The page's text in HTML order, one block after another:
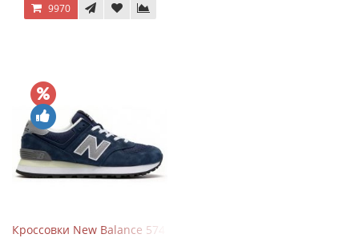
9970
Кроссовки New Balance 574 Classic Blue Grey